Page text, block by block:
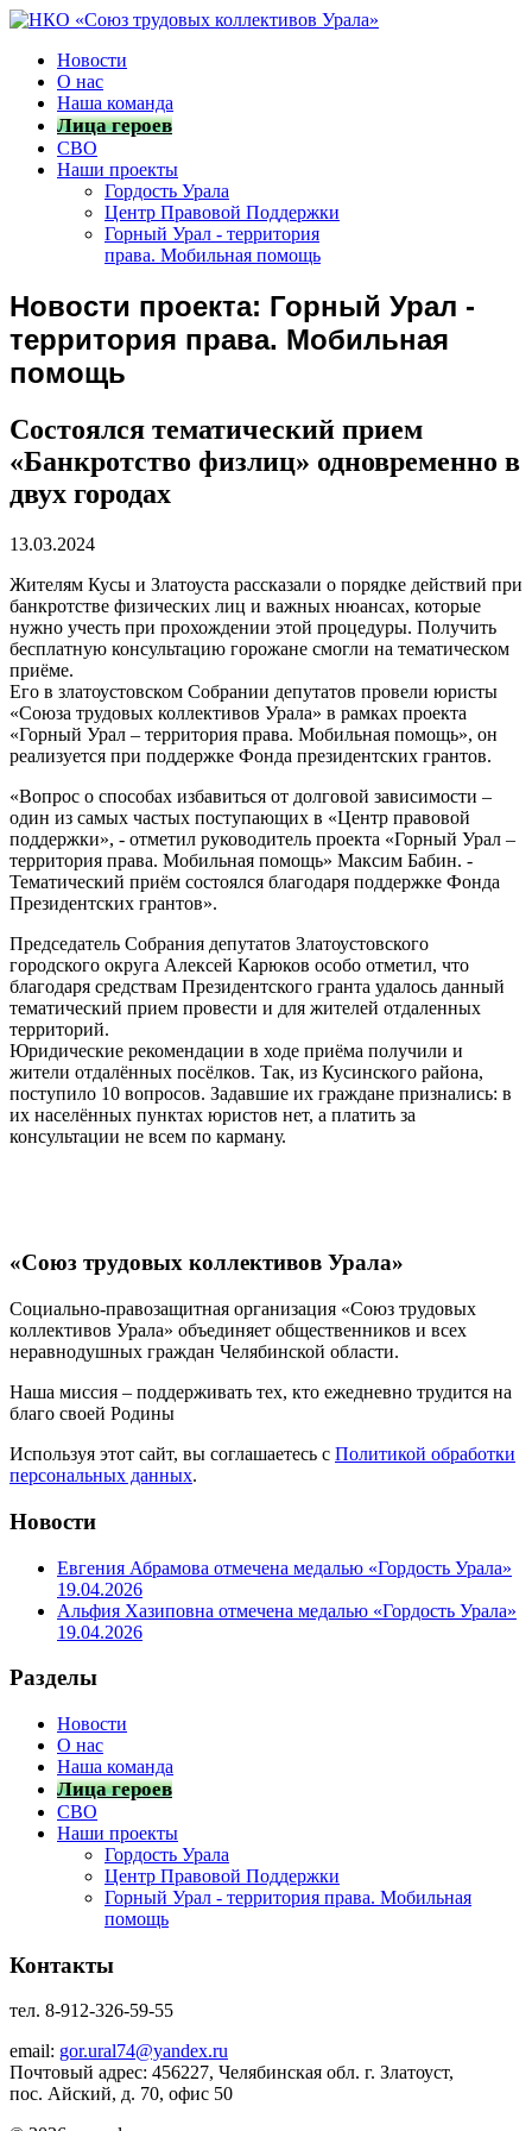
Новости
О нас
Наша команда
Лица героев
СВО
Наши проекты
Гордость Урала
Центр Правовой Поддержки
Горный Урал - территория
права. Мобильная помощь
Новости проекта: Горный Урал -
территория права. Мобильная
помощь
Состоялся тематический прием
«Банкротство физлиц» одновременно в
двух городах
13.03.2024
Жителям Кусы и Златоуста рассказали о порядке действий при
банкротстве физических лиц и важных нюансах, которые
нужно учесть при прохождении этой процедуры. Получить
бесплатную консультацию горожане смогли на тематическом
приёме.
Его в златоустовском Собрании депутатов провели юристы
«Союза трудовых коллективов Урала» в рамках проекта
«Горный Урал – территория права. Мобильная помощь», он
реализуется при поддержке Фонда президентских грантов.
«Вопрос о способах избавиться от долговой зависимости –
один из самых частых поступающих в «Центр правовой
поддержки», - отметил руководитель проекта «Горный Урал –
территория права. Мобильная помощь» Максим Бабин. -
Тематический приём состоялся благодаря поддержке Фонда
Президентских грантов».
Председатель Собрания депутатов Златоустовского
городского округа Алексей Карюков особо отметил, что
благодаря средствам Президентского гранта удалось данный
тематический прием провести и для жителей отдаленных
территорий.
Юридические рекомендации в ходе приёма получили и
жители отдалённых посёлков. Так, из Кусинского района,
поступило 10 вопросов. Задавшие их граждане признались: в
их населённых пунктах юристов нет, а платить за
консультации не всем по карману.
«Союз трудовых коллективов Урала»
Социально-правозащитная организация «Союз трудовых
коллективов Урала» объединяет общественников и всех
неравнодушных граждан Челябинской области.
Наша миссия – поддерживать тех, кто ежедневно трудится на
благо своей Родины
Используя этот сайт, вы соглашаетесь с Политикой обработки
персональных данных.
Новости
Евгения Абрамова отмечена медалью «Гордость Урала»
19.04.2026
Альфия Хазиповна отмечена медалью «Гордость Урала»
19.04.2026
Разделы
Новости
О нас
Наша команда
Лица героев
СВО
Наши проекты
Гордость Урала
Центр Правовой Поддержки
Горный Урал - территория права. Мобильная
помощь
Контакты
тел. 8-912-326-59-55
email: gor.ural74@yandex.ru
Почтовый адрес: 456227, Челябинская обл. г. Златоуст,
пос. Айский, д. 70, офис 50